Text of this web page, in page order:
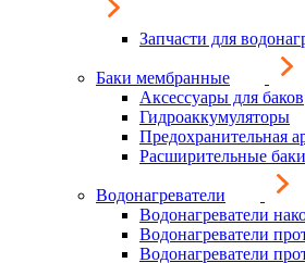
Запчасти для
Баки мембранные
Аксессуары для баков
Гидроаккумуляторы
Предохранительная
Расширительные баки
Водонагреватели
Водонагреватели
Водонагреватели
Водонагреватели